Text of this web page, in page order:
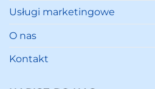
Usługi marketingowe
O nas
Kontakt